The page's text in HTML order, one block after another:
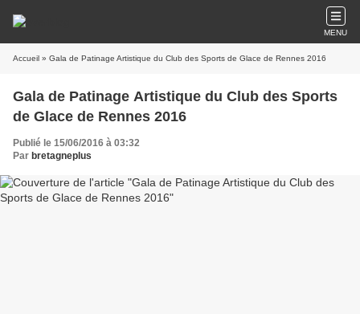
MENU
Accueil » Gala de Patinage Artistique du Club des Sports de Glace de Rennes 2016
Gala de Patinage Artistique du Club des Sports
de Glace de Rennes 2016
Publié le 15/06/2016 à 03:32
Par bretagneplus